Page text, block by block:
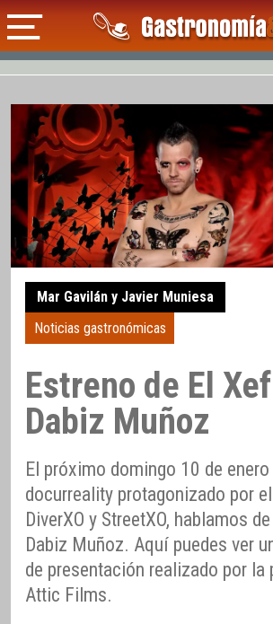
Mar Gavilán y Javier Muniesa
Noticias gastronómicas
Estreno de El
Dabiz Muñoz
El próximo domingo 10 de enero
docurreality protagonizado por
DiverXO y StreetXO, hablamos
Dabiz Muñoz. Aquí puedes ver
de presentación realizado por la
Attic Films.